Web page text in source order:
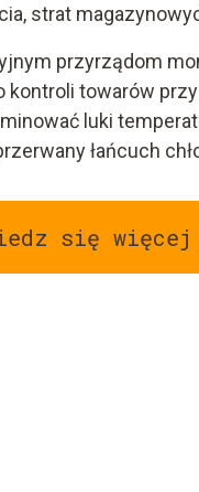
strat
przyrządom
kontroli towarów
luki
łańcuch
się więcej